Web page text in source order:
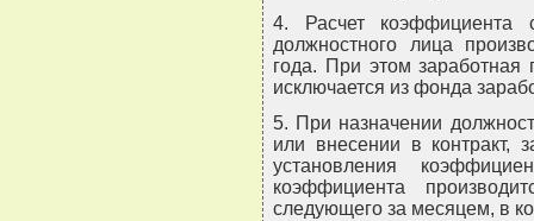
4. Расчет коэффициента
должностного лица
года. При этом заработная
исключается из фонда
5. При назначении
или внесении в контракт,
установления
коэффициента
следующего за месяцем, в